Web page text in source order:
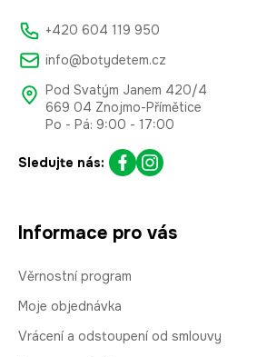
+420 604 119 950
info@botydetem.cz
Pod Svatým Janem 420/4
669 04 Znojmo-Přímětice
Po - Pá: 9:00 - 17:00
Sledujte nás:
Informace pro vás
Věrnostní program
Moje objednávka
Vrácení a odstoupení od smlouvy